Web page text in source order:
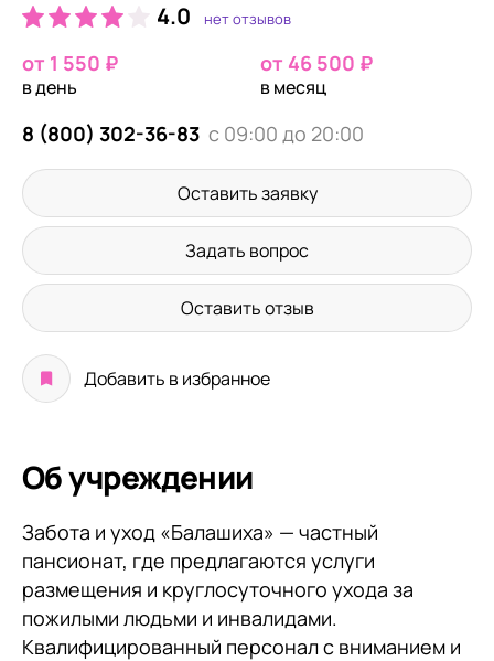
4.0 нет отзывов
от 1 550 ₽
в день
от 46 500 ₽
в месяц
8 (800) 302-36-83 с 09:00 до 20:00
Оставить заявку
Задать вопрос
Оставить отзыв
Добавить в избранное
Об учреждении
Забота и уход «Балашиха» — частный
пансионат, где предлагаются услуги
размещения и круглосуточного ухода за
пожилыми людьми и инвалидами.
Квалифицированный персонал с вниманием и